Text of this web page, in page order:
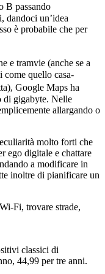
B passando
dandoci un’idea
è probabile che per
e tramvie (anche se a
come quello casa-
Google Maps ha
di gigabyte. Nelle
allargando o
molto forti che
ego digitale e chattare
a modificare in
inoltre di pianificare un
Fi, trovare strade,
classici di
44,99 per tre anni.